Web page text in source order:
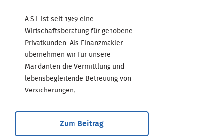
A.S.I. ist seit 1969 eine
Wirtschaftsberatung für gehobene
Privatkunden. Als Finanzmakler
übernehmen wir für unsere
Mandanten die Vermittlung und
lebensbegleitende Betreuung von
Versicherungen, ...
Zum Beitrag